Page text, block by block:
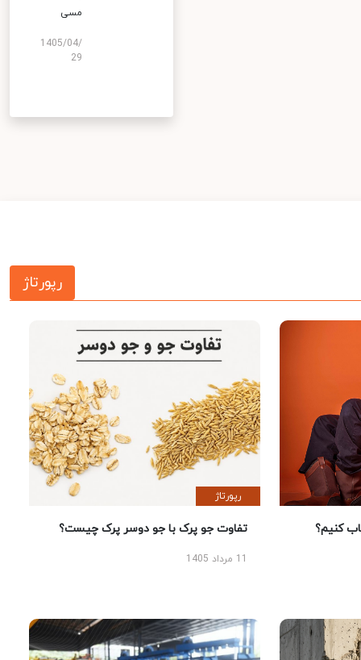
مسی
1405/04/
29
رپورتاژ
کنیم؟
رپورتاژ
تفاوت جو پرک با جو دوسر پرک چیست؟